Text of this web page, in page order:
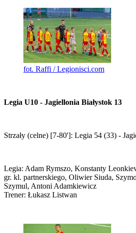
fot. Raffi / Legionisci.com
Legia U10 - Jagiellonia Białystok 13
Strzały (celne) [7-80']: Legia 54 (33) -
Legia: Adam Rymszo, Konstanty
gr. kl. partnerskiego, Oliwier Siuda,
Szymul, Antoni Adamkiewicz
Trener: Łukasz Listwan